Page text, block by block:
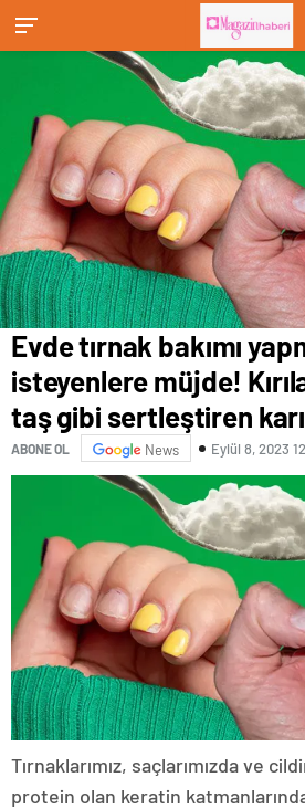
Evde tırnak bakımı
isteyenlere müjde!
taş gibi sertleştiren
ABONE OL News Eylül 8, 2023
Tırnaklarımız, saçlarımızda ve
protein olan keratin